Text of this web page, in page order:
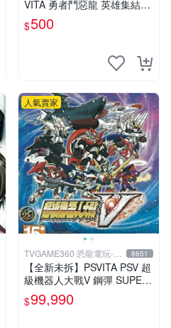
VITA 勇者鬥惡龍 英雄集結2
雙子之王與預言的終結 ☆日
文版全新品【台中星光電玩】
$500
人氣賣家
TVGAME360 恐龍電玩-台
中店
8651
【全新未拆】PSVITA PSV 超
級機器人大戰V 鋼彈 SUPER
ROBOT WARS V 中文版【台
中恐龍電玩】
$99,990